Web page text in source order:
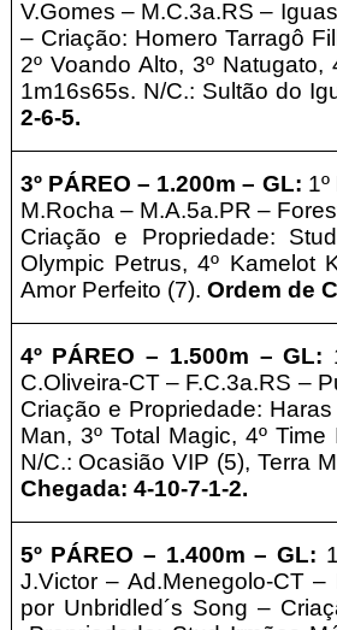
V.Gomes – M.C.3a.RS –
– Criação: Homero Tarragô
2º Voando Alto, 3º
1m16s65s. N/C.: Sultão do
2-6-5.
3º PÁREO – 1.200m – GL: 1º
M.Rocha – M.A.5a.PR –
Criação e Propriedade:
Olympic Petrus, 4º Kamelot
Amor Perfeito (7). Ordem de
4º PÁREO – 1.500m – GL:
C.Oliveira-CT – F.C.3a.RS –
Criação e Propriedade:
Man, 3º Total Magic, 4º
N/C.: Ocasião VIP (5), Terra
Chegada: 4-10-7-1-2.
5º PÁREO – 1.400m – GL:
J.Victor– Ad.Menegolo-CT
por Unbridled´s Song –